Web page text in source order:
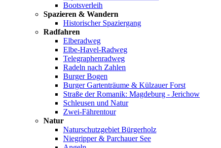
Bootsverleih
Spazieren & Wandern
Historischer Spaziergang
Radfahren
Elberadweg
Elbe-Havel-Radweg
Telegraphenradweg
Radeln nach Zahlen
Burger Bogen
Burger Gartenträume & Külzauer Forst
Straße der Romanik: Magdeburg - Jerichow
Schleusen und Natur
Zwei-Fährentour
Natur
Naturschutzgebiet Bürgerholz
Niegripper & Parchauer See